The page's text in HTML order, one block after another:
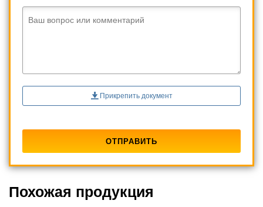
Ваш вопрос или комментарий
Прикрепить документ
Похожая продукция